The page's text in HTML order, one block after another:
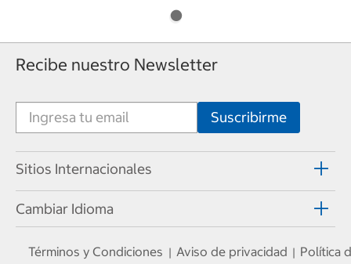
Recibe nuestro Newsletter
Sitios Internacionales
Cambiar Idioma
Términos y Condiciones | Aviso de privacidad | Política